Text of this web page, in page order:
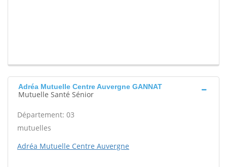
Adréa Mutuelle Centre Auvergne GANNAT
Mutuelle Santé Sénior
Département: 03
mutuelles
Adréa Mutuelle Centre Auvergne